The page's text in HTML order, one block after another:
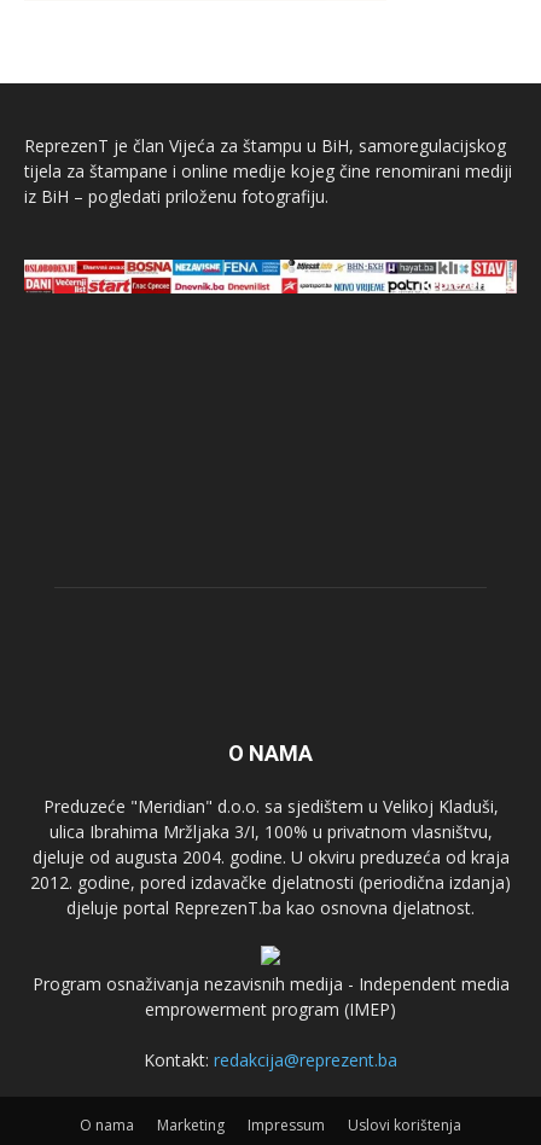
ReprezenT je član Vijeća za štampu u BiH, samoregulacijskog
tijela za štampane i online medije kojeg čine renomirani mediji
iz BiH – pogledati priloženu fotografiju.
O NAMA
Preduzeće "Meridian" d.o.o. sa sjedištem u Velikoj Kladuši,
ulica Ibrahima Mržljaka 3/I, 100% u privatnom vlasništvu,
djeluje od augusta 2004. godine. U okviru preduzeća od kraja
2012. godine, pored izdavačke djelatnosti (periodična izdanja)
djeluje portal ReprezenT.ba kao osnovna djelatnost.
Program osnaživanja nezavisnih medija - Independent media
emprowerment program (IMEP)
Kontakt: redakcija@reprezent.ba
O nama Marketing Impressum Uslovi korištenja